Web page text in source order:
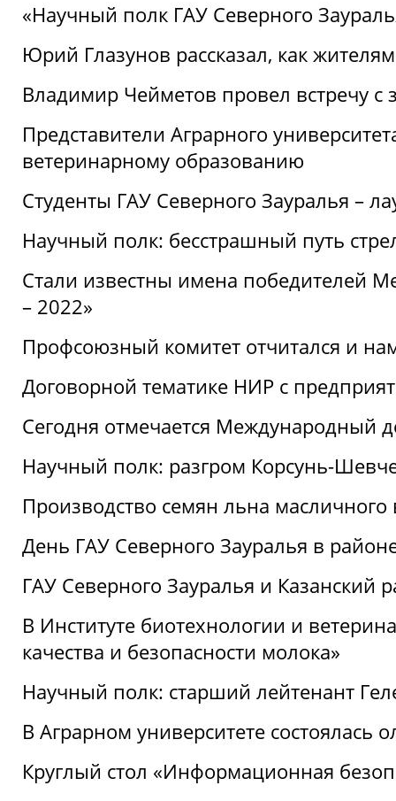
«Научный полк ГАУ Северного
Юрий Глазунов рассказал, как
Владимир Чейметов провел встречу
Представители Аграрного
ветеринарному образованию
Студенты ГАУ Северного Зауралья –
Научный полк: бесстрашный путь
Стали известны имена победителей
– 2022»
Профсоюзный комитет отчитался и
Договорной тематике НИР с
Сегодня отмечается Международный
Научный полк: разгром Корсунь-
Производство семян льна
День ГАУ Северного Зауралья в
ГАУ Северного Зауралья и Казанский
В Институте биотехнологии и
качества и безопасности молока»
Научный полк: старший лейтенант
В Аграрном университете состоялась
Круглый стол «Информационная